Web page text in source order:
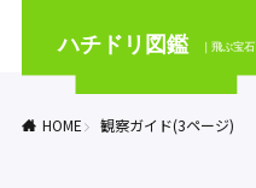
ハチドリ図鑑 ｜飛ぶ宝石
HOME 観察ガイド(3ページ)